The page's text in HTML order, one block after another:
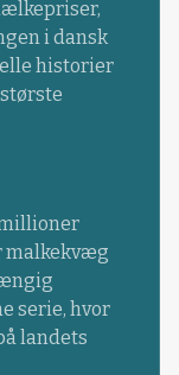
i dansk
historier
millioner
malkekvæg
serie, hvor
landets